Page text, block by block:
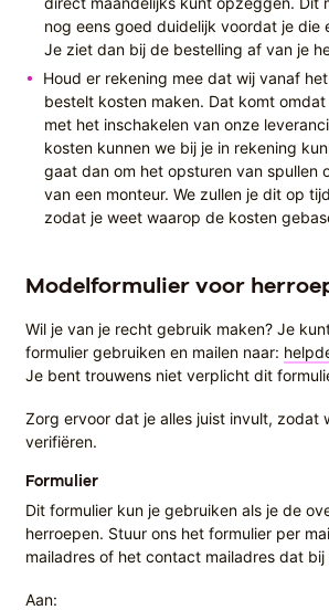
nog eens goed duidelijk voordat je die
Je ziet dan bij de bestelling af van je
Houd er rekening mee dat wij vanaf
bestelt kosten maken. Dat komt
met het inschakelen van onze
kosten kunnen we bij je in rekening
gaat dan om het opsturen van spullen
van een monteur. We zullen je dit op
zodat je weet waarop de kosten
Modelformulier voor
Wil je van je recht gebruik maken? Je
formulier gebruiken en mailen naar:
Je bent trouwens niet verplicht dit
Zorg ervoor dat je alles juist invult, zodat
verifiëren.
Formulier
Dit formulier kun je gebruiken als je de
herroepen. Stuur ons het formulier per
mailadres of het contact mailadres dat bij
Aan: